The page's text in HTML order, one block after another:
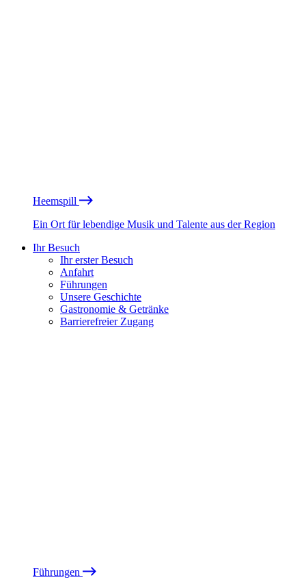
Heemspill
Ein Ort für lebendige Musik und Talente aus der Region
Ihr Besuch
Ihr erster Besuch
Anfahrt
Führungen
Unsere Geschichte
Gastronomie & Getränke
Barrierefreier Zugang
Führungen